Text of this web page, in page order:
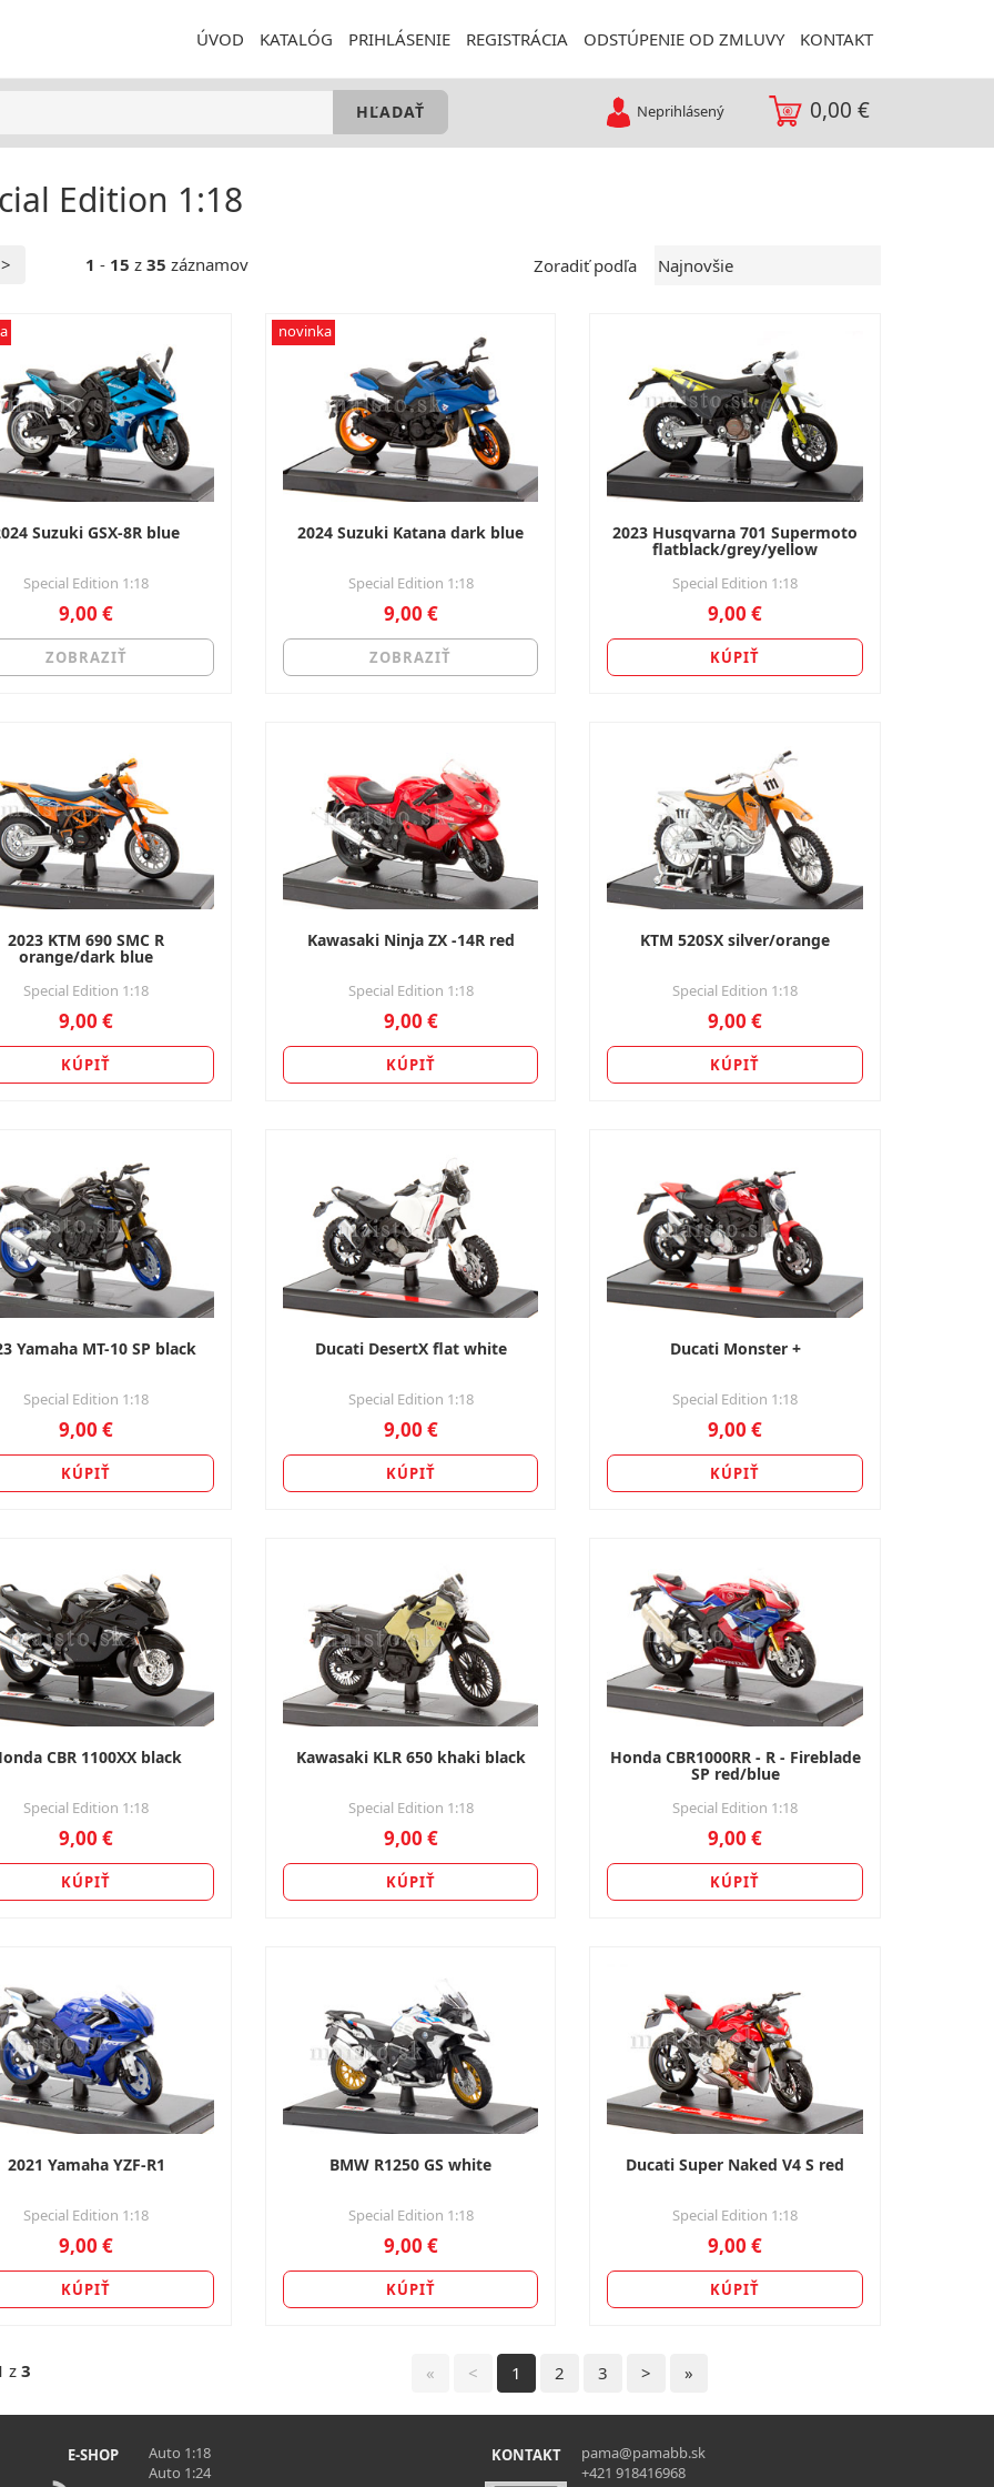
ÚVOD KATALÓG PRIHLÁSENIE REGISTRÁCIA ODSTÚPENIE OD ZMLUVY KONTAKT
0,00 €
Neprihlásený
Edition 1:18
> 1 - 15 z 35 záznamov Zoradiť podľa
Suzuki GSX-8R blue
Special Edition 1:18
9,00 €
ZOBRAZIŤ
novinka
2024 Suzuki Katana dark blue
Special Edition 1:18
9,00 €
ZOBRAZIŤ
2023 Husqvarna 701 Supermoto
flatblack/grey/yellow
Special Edition 1:18
9,00 €
KÚPIŤ
2023 KTM 690 SMC R
orange/dark blue
Special Edition 1:18
9,00 €
KÚPIŤ
Kawasaki Ninja ZX -14R red
Special Edition 1:18
9,00 €
KÚPIŤ
KTM 520SX silver/orange
Special Edition 1:18
9,00 €
KÚPIŤ
Yamaha MT-10 SP black
Special Edition 1:18
9,00 €
KÚPIŤ
Ducati DesertX flat white
Special Edition 1:18
9,00 €
KÚPIŤ
Ducati Monster +
Special Edition 1:18
9,00 €
KÚPIŤ
CBR 1100XX black
Special Edition 1:18
9,00 €
KÚPIŤ
Kawasaki KLR 650 khaki black
Special Edition 1:18
9,00 €
KÚPIŤ
Honda CBR1000RR - R - Fireblade
SP red/blue
Special Edition 1:18
9,00 €
KÚPIŤ
2021 Yamaha YZF-R1
Special Edition 1:18
9,00 €
KÚPIŤ
BMW R1250 GS white
Special Edition 1:18
9,00 €
KÚPIŤ
Ducati Super Naked V4 S red
Special Edition 1:18
9,00 €
KÚPIŤ
z 3 « < 1 2 3 > »
E-SHOP
Auto 1:18
Auto 1:24
KONTAKT
pama@pamabb.sk
+421 918416968